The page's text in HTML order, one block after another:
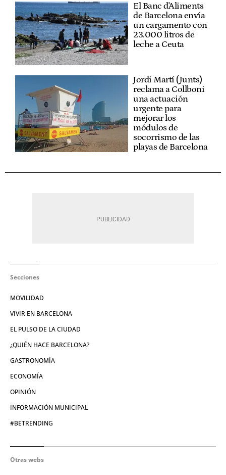
El Banc d'Aliments
de Barcelona envía
un cargamento con
23.000 litros de
leche a Ceuta
Jordi Martí (Junts)
reclama a Collboni
una actuación
urgente para
mejorar los
módulos de
socorrismo de las
playas de Barcelona
Secciones
MOVILIDAD
VIVIR EN BARCELONA
EL PULSO DE LA CIUDAD
¿QUIÉN HACE BARCELONA?
GASTRONOMÍA
ECONOMÍA
OPINIÓN
INFORMACIÓN MUNICIPAL
#BETRENDING
Otras webs